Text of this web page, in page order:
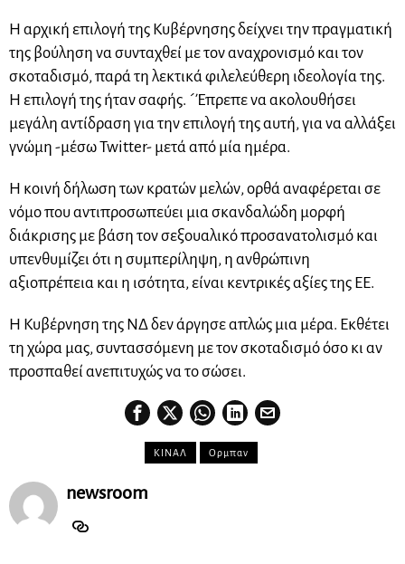
Η αρχική επιλογή της Κυβέρνησης δείχνει την πραγματική
της βούληση να συνταχθεί με τον αναχρονισμό και τον
σκοταδισμό, παρά τη λεκτικά φιλελεύθερη ιδεολογία της.
Η επιλογή της ήταν σαφής. ´Έπρεπε να ακολουθήσει
μεγάλη αντίδραση για την επιλογή της αυτή, για να αλλάξει
γνώμη -μέσω Twitter- μετά από μία ημέρα.
Η κοινή δήλωση των κρατών μελών, ορθά αναφέρεται σε
νόμο που αντιπροσωπεύει μια σκανδαλώδη μορφή
διάκρισης με βάση τον σεξουαλικό προσανατολισμό και
υπενθυμίζει ότι η συμπερίληψη, η ανθρώπινη
αξιοπρέπεια και η ισότητα, είναι κεντρικές αξίες της ΕΕ.
Η Κυβέρνηση της ΝΔ δεν άργησε απλώς μια μέρα. Εκθέτει
τη χώρα μας, συντασσόμενη με τον σκοταδισμό όσο κι αν
προσπαθεί ανεπιτυχώς να το σώσει.
ΚΙΝΑΛ Ορμπαν
newsroom